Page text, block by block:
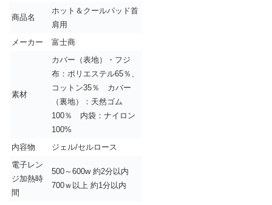
商品名
ホット＆クールパッド首
肩用
メーカー
富士商
素材
カバー（表地）・フジ
布：ポリエステル65％、
コットン35％ カバー
（裏地）：天然ゴム
100％ 内袋：ナイロン
100%
内容物
ジェル/セルロース
電子レン
ジ加熱時
間
500～600w 約2分以内
700ｗ以上 約1分以内